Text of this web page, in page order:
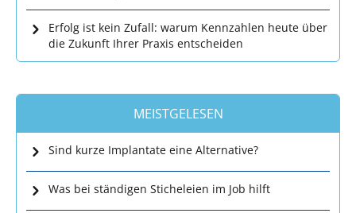
Erfolg ist kein Zufall: warum Kennzahlen heute über
die Zukunft Ihrer Praxis entscheiden
MEISTGELESEN
Sind kurze Implantate eine Alternative?
Was bei ständigen Sticheleien im Job hilft